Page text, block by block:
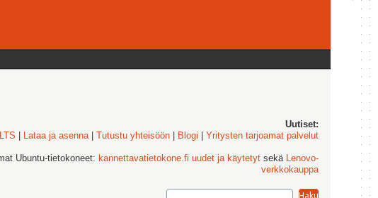
Uutiset:
Lataa ja asenna|Tutustu yhteisöön Blogi |Yritysten tarjoamat palvelut
Ubuntu-tietokoneet: kannettavatietokone.fi uudet ja käytetyt sekä Lenovo-
verkkokauppa